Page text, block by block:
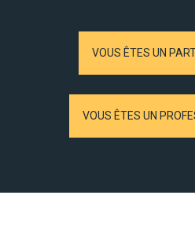
VOUS ÊTES UN
VOUS ÊTES UN